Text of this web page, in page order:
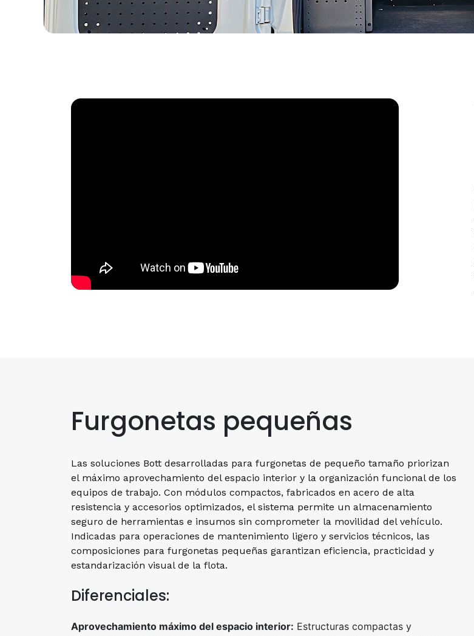
Furgonetas pequeñas
Las soluciones Bott desarrolladas para furgonetas de pequeño tamaño priorizan
el máximo aprovechamiento del espacio interior y la organización funcional de los
equipos de trabajo. Con módulos compactos, fabricados en acero de alta
resistencia y accesorios optimizados, el sistema permite un almacenamiento
seguro de herramientas e insumos sin comprometer la movilidad del vehículo.
Indicadas para operaciones de mantenimiento ligero y servicios técnicos, las
composiciones para furgonetas pequeñas garantizan eficiencia, practicidad y
estandarización visual de la flota.
Diferenciales:
Aprovechamiento máximo del espacio interior: Estructuras compactas y